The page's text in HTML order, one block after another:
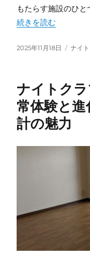
もたらす施設のひと
“ナイトクラブの内
続きを読む
投
2025年11月18日
カ
ー
ナイ
ナイトク
常体験と
計の魅力